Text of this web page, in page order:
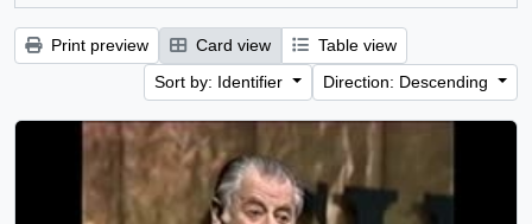
Print preview Card view
Table view
Sort by: Identifier
Direction: Descending